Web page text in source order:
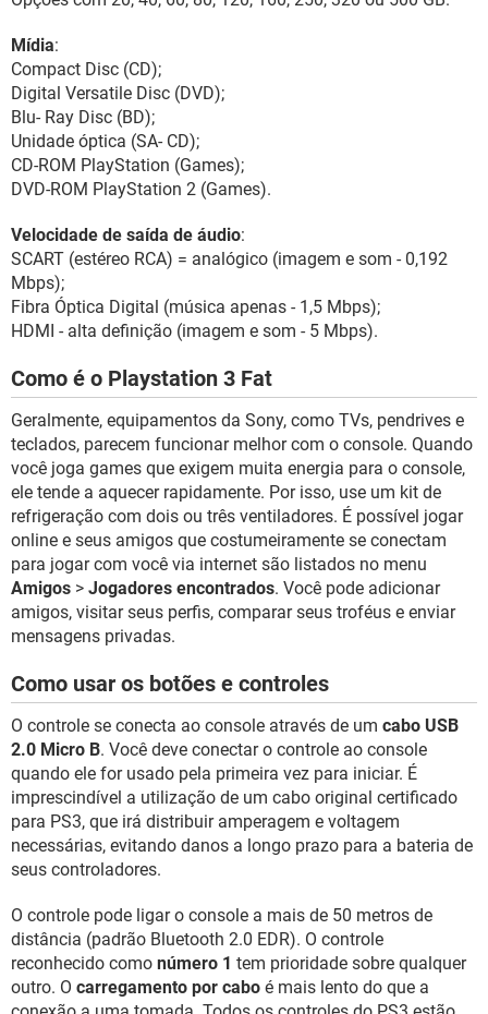
Mídia:
Compact Disc (CD);
Digital Versatile Disc (DVD);
Blu- Ray Disc (BD);
Unidade óptica (SA- CD);
CD-ROM PlayStation (Games);
DVD-ROM PlayStation 2 (Games).
Velocidade de saída de áudio:
SCART (estéreo RCA) = analógico (imagem e som - 0,192
Mbps);
Fibra Óptica Digital (música apenas - 1,5 Mbps);
HDMI - alta definição (imagem e som - 5 Mbps).
Como é o Playstation 3 Fat
Geralmente, equipamentos da Sony, como TVs, pendrives e
teclados, parecem funcionar melhor com o console. Quando
você joga games que exigem muita energia para o console,
ele tende a aquecer rapidamente. Por isso, use um kit de
refrigeração com dois ou três ventiladores. É possível jogar
online e seus amigos que costumeiramente se conectam
para jogar com você via internet são listados no menu
Amigos > Jogadores encontrados. Você pode adicionar
amigos, visitar seus perfis, comparar seus troféus e enviar
mensagens privadas.
Como usar os botões e controles
O controle se conecta ao console através de um cabo USB
2.0 Micro B. Você deve conectar o controle ao console
quando ele for usado pela primeira vez para iniciar. É
imprescindível a utilização de um cabo original certificado
para PS3, que irá distribuir amperagem e voltagem
necessárias, evitando danos a longo prazo para a bateria de
seus controladores.
O controle pode ligar o console a mais de 50 metros de
distância (padrão Bluetooth 2.0 EDR). O controle
reconhecido como número 1 tem prioridade sobre qualquer
outro. O carregamento por cabo é mais lento do que a